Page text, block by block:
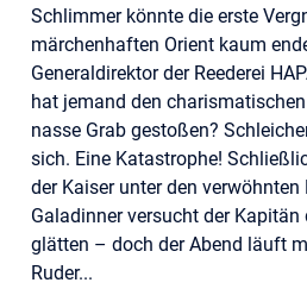
Schlimmer könnte die erste
märchenhaften Orient kaum
Generaldirektor der Reederei
hat jemand den
nasse Grab gestoßen?
sich. Eine Katastrophe!
der Kaiser unter den
Galadinner versucht der Kapitän
glätten – doch der Abend läuft
Ruder...